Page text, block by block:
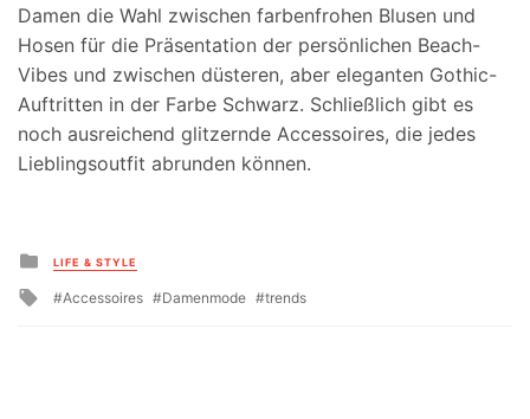
Damen die Wahl zwischen farbenfrohen Blusen und
Hosen für die Präsentation der persönlichen Beach-
Vibes und zwischen düsteren, aber eleganten Gothic-
Auftritten in der Farbe Schwarz. Schließlich gibt es
noch ausreichend glitzernde Accessoires, die jedes
Lieblingsoutfit abrunden können.
Posted
in
LIFE & STYLE
Tagged
Accessoires Damenmode trends